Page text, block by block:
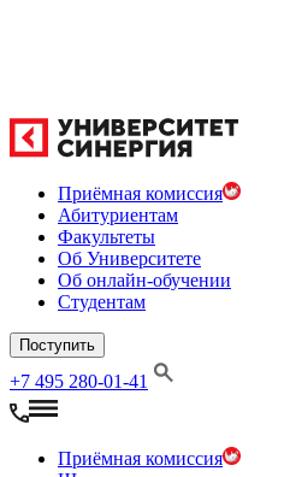
Приёмная комиссия
Абитуриентам
Факультеты
Об Университете
Об онлайн-обучении
Студентам
Поступить
+7 495 280-01-41
Приёмная комиссия